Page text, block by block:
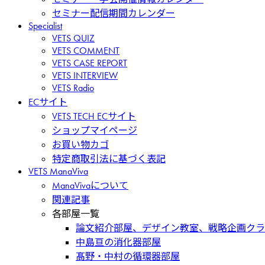
セミナー配信期間カレンダー
Specialist
VETS QUIZ
VETS COMMENT
VETS CASE REPORT
VETS INTERVIEW
VETS Radio
ECサイト
VETS TECH ECサイト
ショップマイページ
お買い物カゴ
特定商取引法に基づく表記
VETS ManaViva
ManaVivaについて
関連記事
各部屋一覧
論文紹介部屋、デザイン教室、戦略企画ク
中島亘の消化器部屋
髙野・中村の循環器部屋